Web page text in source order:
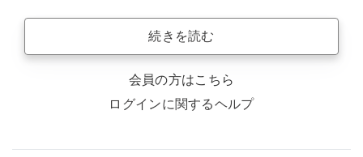
続きを読む
会員の方はこちら
ログインに関するヘルプ